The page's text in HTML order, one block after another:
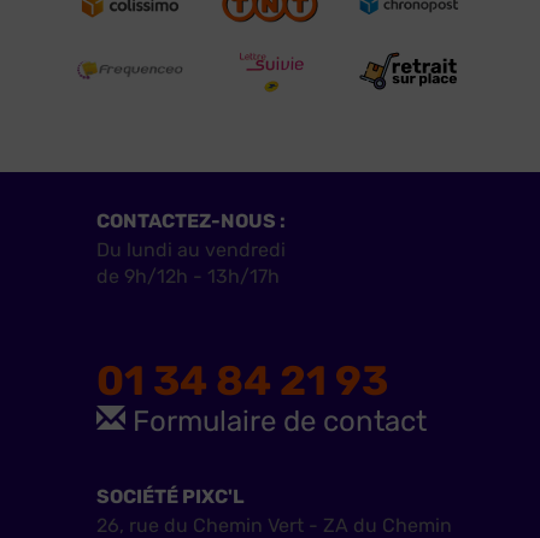
CONTACTEZ-NOUS :
Du lundi au vendredi
de 9h/12h - 13h/17h
01 34 84 21 93
Formulaire de contact
SOCIÉTÉ PIXC'L
26, rue du Chemin Vert - ZA du Chemin